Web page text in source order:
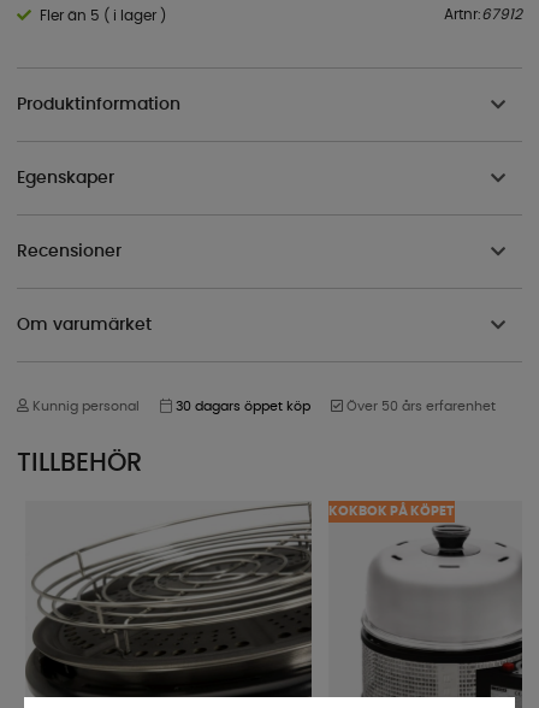
Fler än 5 ( i lager ) Artnr:67912
Produktinformation
Egenskaper
Recensioner
Om varumärket
Kunnig personal 30 dagars öppet köp Över 50 års erfarenhet
TILLBEHÖR
KOKBOK PÅ KÖPET